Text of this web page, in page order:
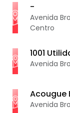
-
Avenida
Centro
1001
Avenida
Acougue
Avenida